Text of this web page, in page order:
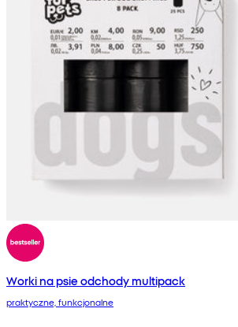
Worki na psie odchody multipack
praktyczne, funkcjonalne